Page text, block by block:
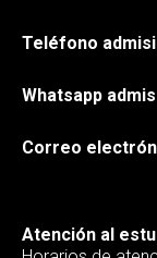
Teléfono
Whatsapp
Correo
Atención al